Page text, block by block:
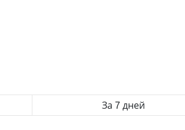
За 7 дней